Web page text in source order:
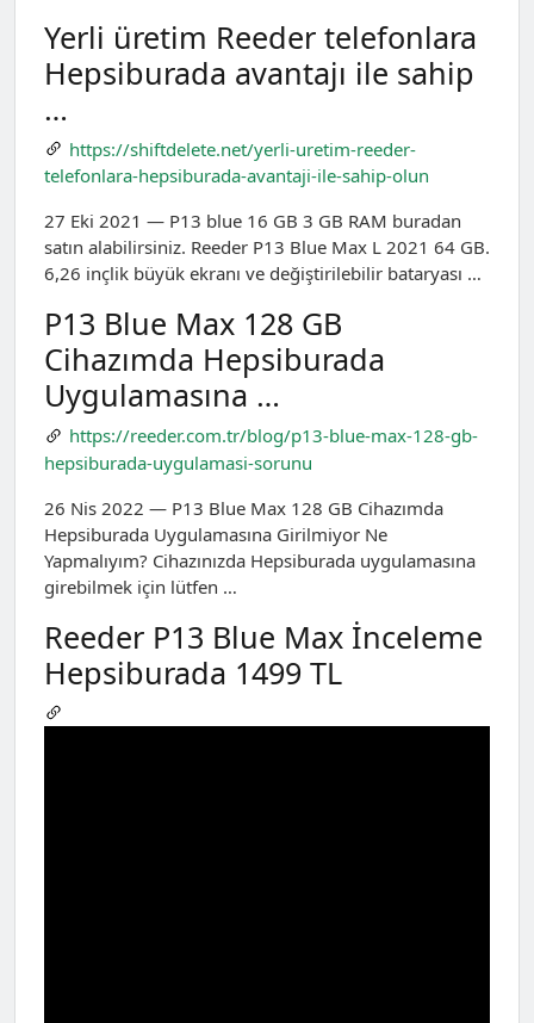
Yerli üretim Reeder telefonlara
Hepsiburada avantajı ile sahip
…
https://shiftdelete.net/yerli-uretim-reeder-
telefonlara-hepsiburada-avantaji-ile-sahip-olun
27 Eki 2021 — P13 blue 16 GB 3 GB RAM buradan
satın alabilirsiniz. Reeder P13 Blue Max L 2021 64 GB.
6,26 inçlik büyük ekranı ve değiştirilebilir bataryası …
P13 Blue Max 128 GB
Cihazımda Hepsiburada
Uygulamasına …
https://reeder.com.tr/blog/p13-blue-max-128-gb-
hepsiburada-uygulamasi-sorunu
26 Nis 2022 — P13 Blue Max 128 GB Cihazımda
Hepsiburada Uygulamasına Girilmiyor Ne
Yapmalıyım? Cihazınızda Hepsiburada uygulamasına
girebilmek için lütfen …
Reeder P13 Blue Max İnceleme
Hepsiburada 1499 TL